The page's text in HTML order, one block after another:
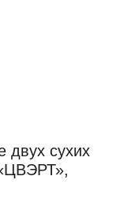
двух сухих